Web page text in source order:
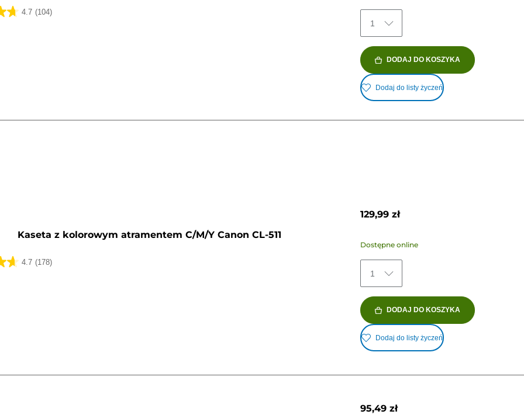
4.7 (104)
1
DODAJ DO KOSZYKA
Dodaj do listy życzeń
Kaseta z kolorowym atramentem C/M/Y Canon CL-511
4.7 (178)
129,99 zł
Dostępne online
1
DODAJ DO KOSZYKA
Dodaj do listy życzeń
95,49 zł